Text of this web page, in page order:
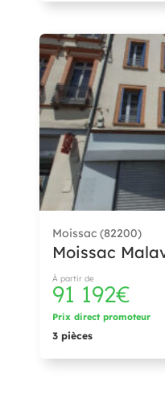
Moissac (82200)
Moissac
À partir de
91 192€
Prix direct promoteur
3 pièces